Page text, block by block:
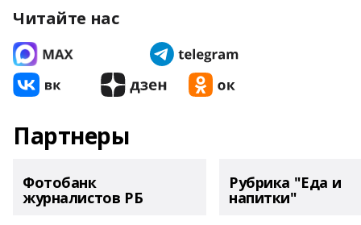
Читайте нас
Партнеры
Фотобанк
журналистов РБ
Рубрика "Еда и
напитки"